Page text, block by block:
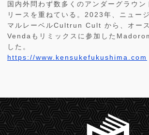
国内外問わず数多くのアンダーグラウン
リースを重ねている。2023年、ニュー
マルレーベルCultrun Cult から、オー
Vendaもリミックスに参加した
した。
https://www.kensukefukushima.com